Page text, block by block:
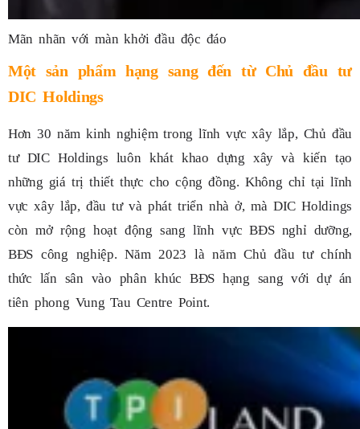
Mãn nhãn với màn khởi đầu độc đáo
Một sản phẩm hạng sang đến từ Chủ đầu tư
DIC Holdings
Hơn 30 năm kinh nghiệm trong lĩnh vực xây lắp, Chủ đầu
tư DIC Holdings luôn khát khao dựng xây và kiến tạo
những giá trị thiết thực cho cộng đồng. Không chỉ tại lĩnh
vực xây lắp, đầu tư và phát triển nhà ở, mà DIC Holdings
còn mở rộng hoạt động sang lĩnh vực BĐS nghỉ dưỡng,
BĐS công nghiệp. Năm 2023 là năm Chủ đầu tư chính
thức lấn sân vào phân khúc BĐS hạng sang với dự án
tiên phong Vung Tau Centre Point.